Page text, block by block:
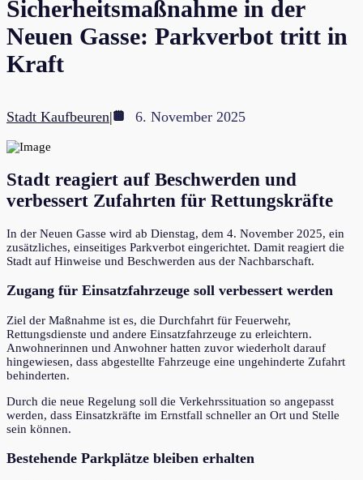
Sicherheitsmaßnahme in der
Neuen Gasse: Parkverbot tritt in
Kraft
Stadt Kaufbeuren| 6. November 2025
Stadt reagiert auf Beschwerden und
verbessert Zufahrten für Rettungskräfte
In der Neuen Gasse wird ab Dienstag, dem 4. November 2025, ein
zusätzliches, einseitiges Parkverbot eingerichtet. Damit reagiert die
Stadt auf Hinweise und Beschwerden aus der Nachbarschaft.
Zugang für Einsatzfahrzeuge soll verbessert werden
Ziel der Maßnahme ist es, die Durchfahrt für Feuerwehr,
Rettungsdienste und andere Einsatzfahrzeuge zu erleichtern.
Anwohnerinnen und Anwohner hatten zuvor wiederholt darauf
hingewiesen, dass abgestellte Fahrzeuge eine ungehinderte Zufahrt
behinderten.
Durch die neue Regelung soll die Verkehrssituation so angepasst
werden, dass Einsatzkräfte im Ernstfall schneller an Ort und Stelle
sein können.
Bestehende Parkplätze bleiben erhalten